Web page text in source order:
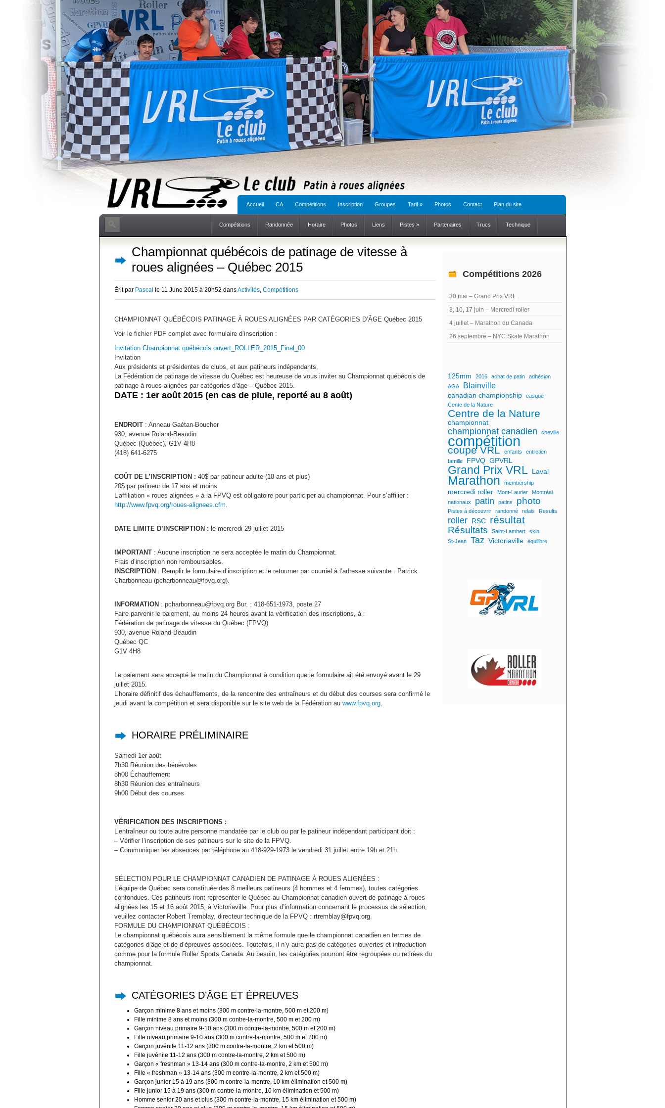
Accueil CA Compétitions Inscription Groupes Tarif » Photos Contact Plan du site
Compétitions Randonnée Horaire Photos Liens Pistes » Partenaires Trucs Technique
Championnat québécois de patinage de vitesse à
roues alignées – Québec 2015
Érit par Pascal le 11 June 2015 à 20h52 dansActivités, Compétitions
CHAMPIONNAT QUÉBÉCOIS PATINAGE À ROUES ALIGNÉES PAR CATÉGORIES D’ÂGE Québec 2015
Voir le fichier PDF complet avec formulaire d’inscription :
Invitation Championnat québécois ouvert_ROLLER_2015_Final_00
Invitation
Aux présidents et présidentes de clubs, et aux patineurs indépendants,
La Fédération de patinage de vitesse du Québec est heureuse de vous inviter au Championnat québécois de
patinage à roues alignées par catégories d’âge – Québec 2015.
DATE : 1er août 2015 (en cas de pluie, reporté au 8 août)
ENDROIT : Anneau Gaétan-Boucher
930, avenue Roland-Beaudin
Québec (Québec), G1V 4H8
(418) 641-6275
COÛT DE L’INSCRIPTION : 40$ par patineur adulte (18 ans et plus)
20$ par patineur de 17 ans et moins
L’affiliation « roues alignées » à la FPVQ est obligatoire pour participer au championnat. Pour s’affilier :
http://www.fpvq.org/roues-alignees.cfm.
DATE LIMITE D’INSCRIPTION : le mercredi 29 juillet 2015
IMPORTANT : Aucune inscription ne sera acceptée le matin du Championnat.
Frais d’inscription non remboursables.
INSCRIPTION : Remplir le formulaire d’inscription et le retourner par courriel à l’adresse suivante : Patrick
Charbonneau (pcharbonneau@fpvq.org).
INFORMATION : pcharbonneau@fpvq.org Bur. : 418-651-1973, poste 27
Faire parvenir le paiement, au moins 24 heures avant la vérification des inscriptions, à :
Fédération de patinage de vitesse du Québec (FPVQ)
930, avenue Roland-Beaudin
Québec QC
G1V 4H8
Le paiement sera accepté le matin du Championnat à condition que le formulaire ait été envoyé avant le 29
juillet 2015.
L’horaire définitif des échauffements, de la rencontre des entraîneurs et du début des courses sera confirmé le
jeudi avant la compétition et sera disponible sur le site web de la Fédération au www.fpvq.org.
HORAIRE PRÉLIMINAIRE
Samedi 1er août
7h30 Réunion des bénévoles
8h00 Échauffement
8h30 Réunion des entraîneurs
9h00 Début des courses
VÉRIFICATION DES INSCRIPTIONS :
L’entraîneur ou toute autre personne mandatée par le club ou par le patineur indépendant participant doit :
– Vérifier l’inscription de ses patineurs sur le site de la FPVQ.
– Communiquer les absences par téléphone au 418-929-1973 le vendredi 31 juillet entre 19h et 21h.
SÉLECTION POUR LE CHAMPIONNAT CANADIEN DE PATINAGE À ROUES ALIGNÉES :
L’équipe de Québec sera constituée des 8 meilleurs patineurs (4 hommes et 4 femmes), toutes catégories
confondues. Ces patineurs iront représenter le Québec au Championnat canadien ouvert de patinage à roues
alignées les 15 et 16 août 2015, à Victoriaville. Pour plus d’information concernant le processus de sélection,
veuillez contacter Robert Tremblay, directeur technique de la FPVQ : rtremblay@fpvq.org.
FORMULE DU CHAMPIONNAT QUÉBÉCOIS :
Le championnat québécois aura sensiblement la même formule que le championnat canadien en termes de
catégories d’âge et de d’épreuves associées. Toutefois, il n’y aura pas de catégories ouvertes et introduction
comme pour la formule Roller Sports Canada. Au besoin, les catégories pourront être regroupées ou retirées du
championnat.
CATÉGORIES D’ÂGE ET ÉPREUVES
Garçon minime 8 ans et moins (300 m contre-la-montre, 500 m et 200 m)
Fille minime 8 ans et moins (300 m contre-la-montre, 500 m et 200 m)
Garçon niveau primaire 9-10 ans (300 m contre-la-montre, 500 m et 200 m)
Fille niveau primaire 9-10 ans (300 m contre-la-montre, 500 m et 200 m)
Garçon juvénile 11-12 ans (300 m contre-la-montre, 2 km et 500 m)
Fille juvénile 11-12 ans (300 m contre-la-montre, 2 km et 500 m)
Garçon « freshman » 13-14 ans (300 m contre-la-montre, 2 km et 500 m)
Fille « freshman » 13-14 ans (300 m contre-la-montre, 2 km et 500 m)
Garçon junior 15 à 19 ans (300 m contre-la-montre, 10 km élimination et 500 m)
Fille junior 15 à 19 ans (300 m contre-la-montre, 10 km élimination et 500 m)
Homme senior 20 ans et plus (300 m contre-la-montre, 15 km élimination et 500 m)
Compétitions 2026
30 mai – Grand Prix VRL
3, 10, 17 juin – Mercredi roller
4 juillet – Marathon du Canada
26 septembre – NYC Skate Marathon
125mm 2016 achat de patin
adhésion
AGA
Blainville
canadian championship
casque
Cente de la Nature
Centre de la Nature
championnat
championnat canadien cheville
compétition
coupe VRL enfants
entretien
famille
FPVQ GPVRL
Grand Prix VRL Laval
Marathon membership
mercredi roller Mont-Laurier
Montréal
nationaux
patin patins photo
Pistes à découvrir randonné relais Results
roller RSC résultat
Résultats Saint-Lambert
skin
St-Jean
Taz Victoriaville équilibre